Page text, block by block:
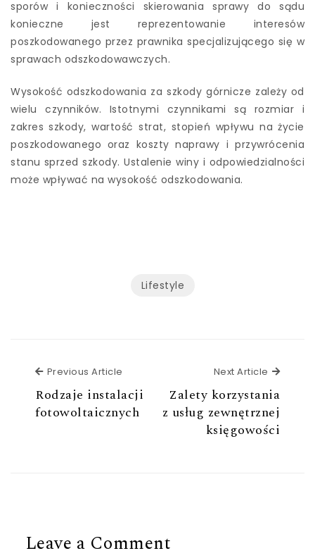
sporów i konieczności skierowania sprawy do sądu
konieczne jest reprezentowanie interesów
poszkodowanego przez prawnika specjalizującego się w
sprawach odszkodowawczych.
Wysokość odszkodowania za szkody górnicze zależy od
wielu czynników. Istotnymi czynnikami są rozmiar i
zakres szkody, wartość strat, stopień wpływu na życie
poszkodowanego oraz koszty naprawy i przywrócenia
stanu sprzed szkody. Ustalenie winy i odpowiedzialności
może wpływać na wysokość odszkodowania.
Lifestyle
Previous Article
Rodzaje instalacji
fotowoltaicznych
Next Article Next
Zalety korzystania
z usług zewnętrznej
księgowości
Leave a Comment